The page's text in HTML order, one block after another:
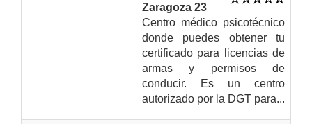
Zaragoza 23
Centro médico psicotécnico
donde puedes obtener tu
certificado para licencias de
armas y permisos de
conducir. Es un centro
autorizado por la DGT para...